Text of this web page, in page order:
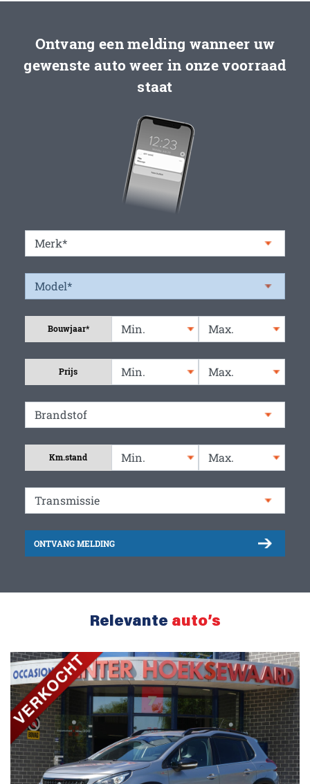
Ontvang een melding wanneer uw
gewenste auto weer in onze voorraad
staat
Bouwjaar*
Prijs
Km.stand
ONTVANG MELDING
Relevante auto’s